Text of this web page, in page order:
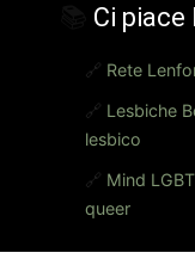
Ci
🔗 Rete
🔗 Lesbiche
lesbico
🔗 Mind
queer